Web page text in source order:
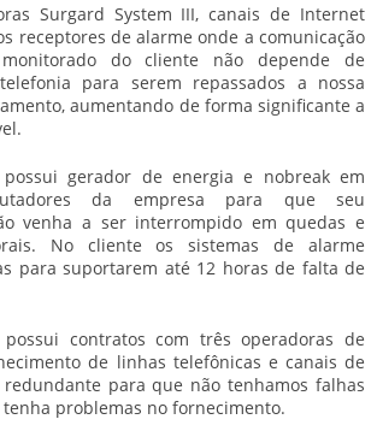
Surgard System III, canais de Internet
receptores de alarme onde a comunicação
do cliente não depende de
para serem repassados a nossa
aumentando de forma significante a
gerador de energia e nobreak em
da empresa para que seu
venha a ser interrompido em quedas e
No cliente os sistemas de alarme
para suportarem até 12 horas de falta de
contratos com três operadoras de
de linhas telefônicas e canais de
para que não tenhamos falhas
problemas no fornecimento.